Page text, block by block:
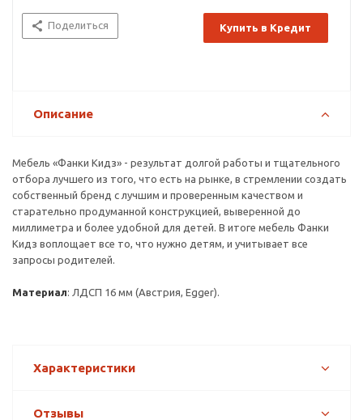
Поделиться Купить в Кредит
Описание
Мебель «Фанки Кидз» - результат долгой работы и тщательного
отбора лучшего из того, что есть на рынке, в стремлении создать
собственный бренд с лучшим и проверенным качеством и
старательно продуманной конструкцией, выверенной до
миллиметра и более удобной для детей. В итоге мебель Фанки
Кидз воплощает все то, что нужно детям, и учитывает все
запросы родителей.
Материал: ЛДСП 16 мм (Австрия, Egger).
Характеристики
Отзывы